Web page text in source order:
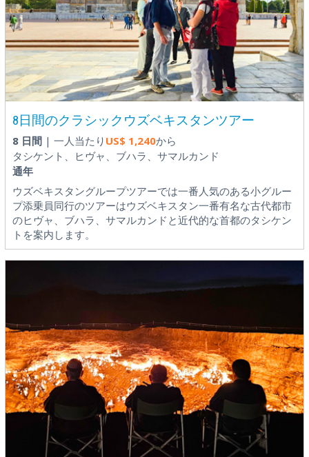
8日間のクラシックウズベキスタンツアー
8 日間 | 一人当たり US$ 1,240から
タシケント、ヒヴャ、ブハラ、サマルカンド
通年
ウズベキスタングループツアーでは一番人気のある小グルー
プ添乗員同行のツアーはウズベキスタン一番有名な古代都市
のヒヴャ、ブハラ、サマルカンドと近代的な首都のタシケン
トを案内します。